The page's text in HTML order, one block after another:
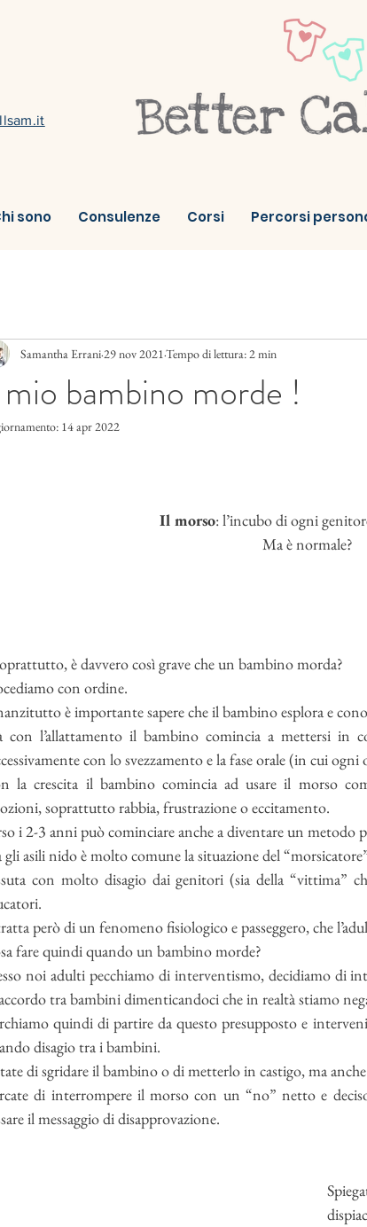
sono Consulenze Corsi Percorsi
bambino morde !
Samantha Errani29 nov 2021Tempo di lettura: 2 min
14 apr 2022
Il morso: l’incubo di ogni
Ma è normale?
è davvero così grave che un bambino morda?
con ordine.
è importante sapere che il bambino esplora e
con l’allattamento il bambino comincia a mettersi in
con lo svezzamento e la fase orale (in cui ogni
la crescita il bambino comincia ad usare il morso
soprattutto rabbia, frustrazione o eccitamento.
i 2-3 anni può cominciare anche a diventare un metodo
gli asili nido è molto comune la situazione del
con molto disagio dai genitori (sia della “vittima”
però di un fenomeno fisiologico e passeggero, che
fare quindi quando un bambino morde?
noi adulti pecchiamo di interventismo, decidiamo di
quindi di partire da questo presupposto e
disagio tra i bambini.
di sgridare il bambino o di metterlo in castigo, ma
di interrompere il morso con un “no” netto e
il messaggio di disapprovazione.